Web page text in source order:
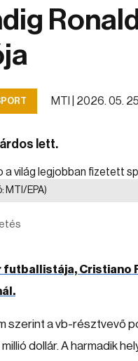
MTI | 2026. 05.
lett.
MTI/EPA)
futballistája,
szerint a vb-résztvevő
dollár. A harmadik